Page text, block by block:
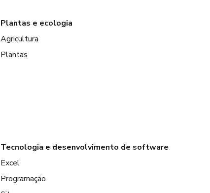
Plantas e ecologia
Agricultura
Plantas
Tecnologia e desenvolvimento de software
Excel
Programação